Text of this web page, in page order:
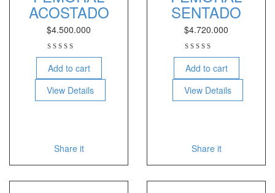
ACOSTADO
$4.500.000
Add to cart
View Details
Share it
SENTADO
$4.720.000
Add to cart
View Details
Share it